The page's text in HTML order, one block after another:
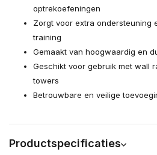
optrekoefeningen
Zorgt voor extra ondersteuning
training
Gemaakt van hoogwaardig en
Geschikt voor gebruik met wall
towers
Betrouwbare en veilige
Productspecificaties